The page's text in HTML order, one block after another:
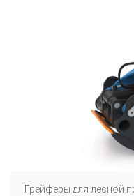
Грейферы для лесной